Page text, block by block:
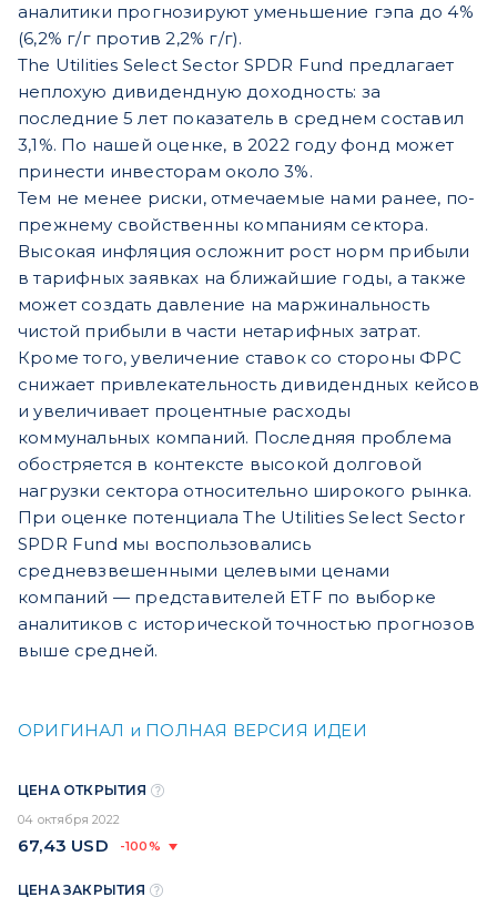
аналитики прогнозируют уменьшение гэпа до 4%
(6,2% г/г против 2,2% г/г).
The Utilities Select Sector SPDR Fund предлагает
неплохую дивидендную доходность: за
последние 5 лет показатель в среднем составил
3,1%. По нашей оценке, в 2022 году фонд может
принести инвесторам около 3%.
Тем не менее риски, отмечаемые нами ранее, по-
прежнему свойственны компаниям сектора.
Высокая инфляция осложнит рост норм прибыли
в тарифных заявках на ближайшие годы, а также
может создать давление на маржинальность
чистой прибыли в части нетарифных затрат.
Кроме того, увеличение ставок со стороны ФРС
снижает привлекательность дивидендных кейсов
и увеличивает процентные расходы
коммунальных компаний. Последняя проблема
обостряется в контексте высокой долговой
нагрузки сектора относительно широкого рынка.
При оценке потенциала The Utilities Select Sector
SPDR Fund мы воспользовались
средневзвешенными целевыми ценами
компаний — представителей ETF по выборке
аналитиков с исторической точностью прогнозов
выше средней.
ОРИГИНАЛ и ПОЛНАЯ ВЕРСИЯ ИДЕИ
ЦЕНА ОТКРЫТИЯ
04 октября 2022
67,43 USD -100%
ЦЕНА ЗАКРЫТИЯ